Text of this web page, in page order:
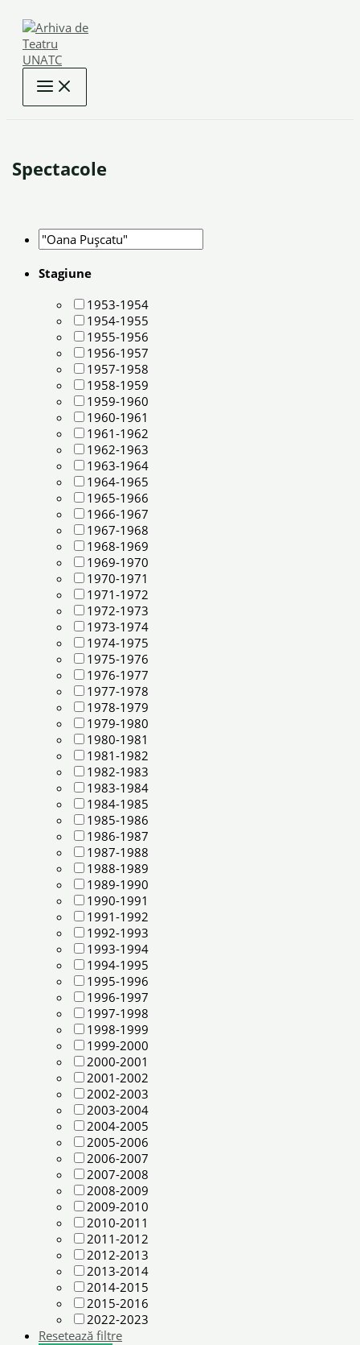
content
Spectacole
Stagiune
1953-1954
1954-1955
1955-1956
1956-1957
1957-1958
1958-1959
1959-1960
1960-1961
1961-1962
1962-1963
1963-1964
1964-1965
1965-1966
1966-1967
1967-1968
1968-1969
1969-1970
1970-1971
1971-1972
1972-1973
1973-1974
1974-1975
1975-1976
1976-1977
1977-1978
1978-1979
1979-1980
1980-1981
1981-1982
1982-1983
1983-1984
1984-1985
1985-1986
1986-1987
1987-1988
1988-1989
1989-1990
1990-1991
1991-1992
1992-1993
1993-1994
1994-1995
1995-1996
1996-1997
1997-1998
1998-1999
1999-2000
2000-2001
2001-2002
2002-2003
2003-2004
2004-2005
2005-2006
2006-2007
2007-2008
2008-2009
2009-2010
2010-2011
2011-2012
2012-2013
2013-2014
2014-2015
2015-2016
2022-2023
Resetează filtre